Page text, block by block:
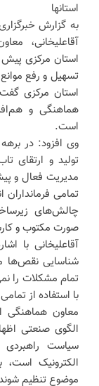
استانها
به گزارش
آقاعلیخانی،
استان مرکزی
تسهیل و رفع موانع
استان مرکزی
هماهنگی و
است.
وی افزود: در
تولید و ارتقای
مدیریت فعال و
تمامی
چالش‌های
صورت مکتوب و
آقاعلیخانی با
شناسایی
تمام مشکلات را
با استفاده از
معاون هماهنگی
الگوی صنعتی
سیاست
الکترونیک است،
موضوع تنظیم